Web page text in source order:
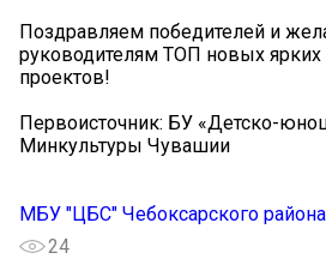
Поздравляем победителей и
руководителям ТОП новых
проектов!
Первоисточник: БУ «Детско-
Минкультуры Чувашии
МБУ "ЦБС" Чебоксарского района
24